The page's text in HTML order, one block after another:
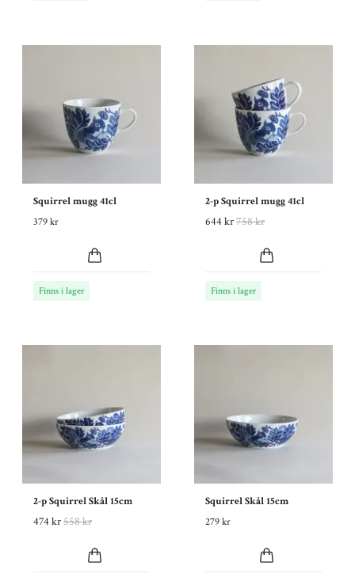
Squirrel mugg 41cl
379 kr
Finns i lager
2-p Squirrel mugg 41cl
644 kr758 kr
Finns i lager
2-p Squirrel Skål 15cm
474 kr558 kr
Squirrel Skål 15cm
279 kr